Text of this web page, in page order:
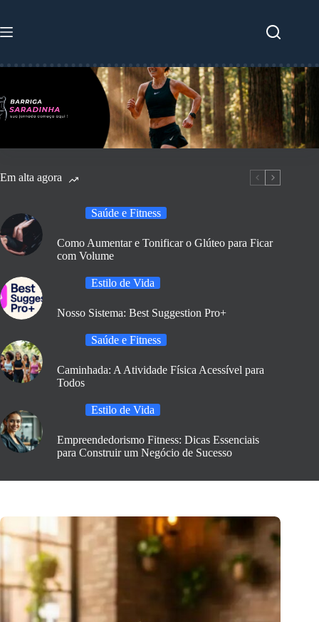
o
Em alta agora
Saúde e Fitness
Como Aumentar e Tonificar o Glúteo para Ficar
com Volume
Estilo de Vida
Nosso Sistema: Best Suggestion Pro+
Saúde e Fitness
Caminhada: A Atividade Física Acessível para
Todos
Estilo de Vida
Empreendedorismo Fitness: Dicas Essenciais
para Construir um Negócio de Sucesso